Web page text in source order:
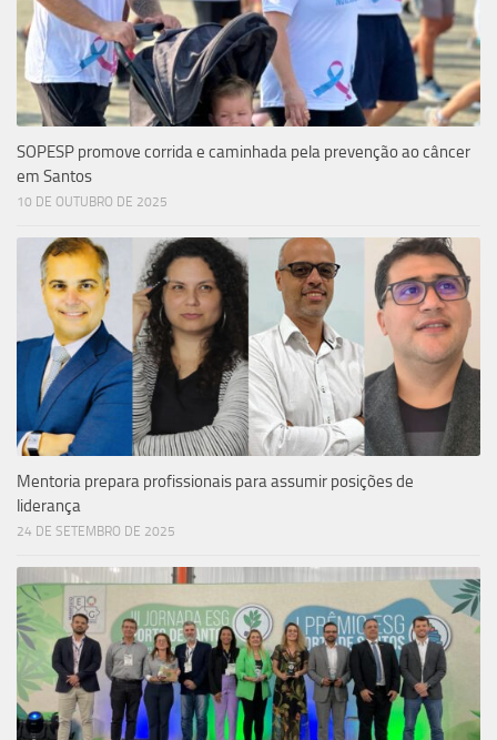
SOPESP promove corrida e caminhada pela prevenção ao câncer
em Santos
10 DE OUTUBRO DE 2025
Mentoria prepara profissionais para assumir posições de
liderança
24 DE SETEMBRO DE 2025